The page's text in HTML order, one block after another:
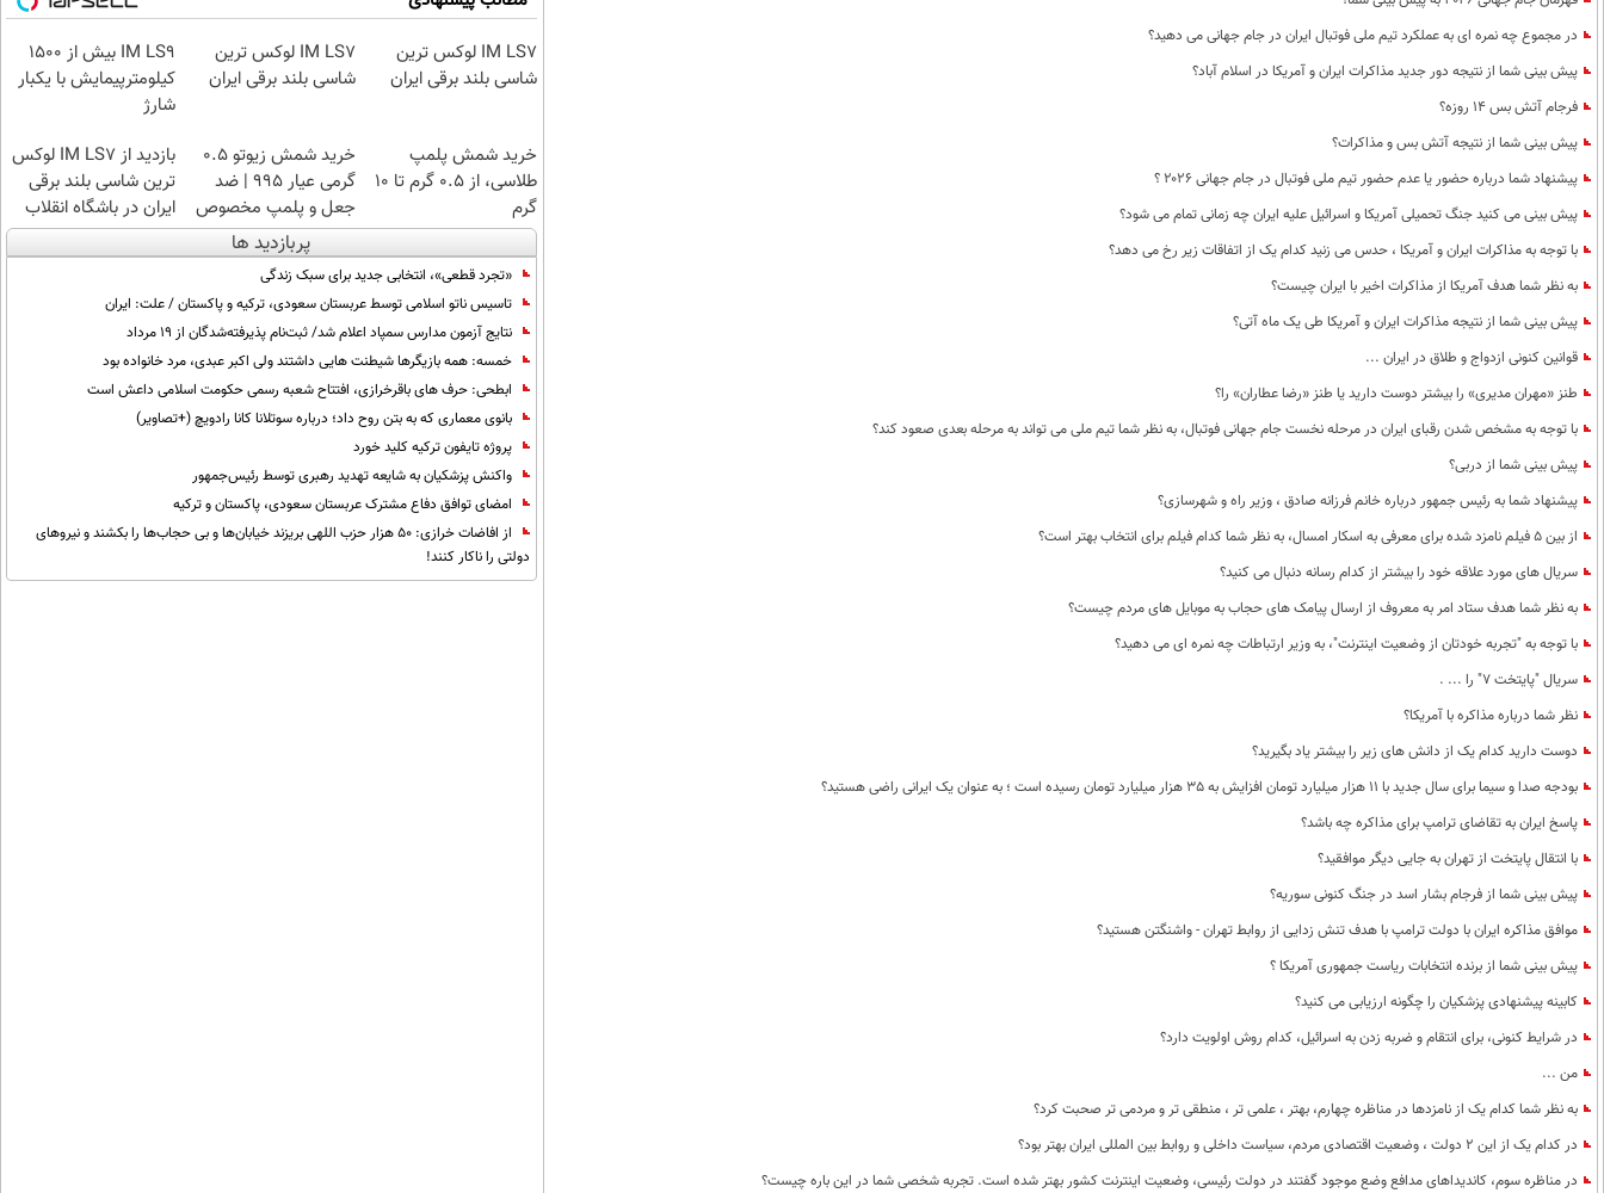
در مجموع چه نمره ای به عملکرد تیم ملی فوتبال ایران در جام جهانی می دهید؟
پیش بینی شما از نتیجه دور جدید مذاکرات ایران و آمریکا در اسلام آباد؟
فرجام آتش بس 14 روزه؟
پیش بینی شما از نتیجه آتش بس و مذاکرات؟
پیشنهاد شما درباره حضور یا عدم حضور تیم ملی فوتبال در جام جهانی ۲۰۲۶ ؟
پیش بینی می کنید جنگ تحمیلی آمریکا و اسرائیل علیه ایران چه زمانی تمام می شود؟
با توجه به مذاکرات ایران و آمریکا ، حدس می زنید کدام یک از اتفاقات زیر رخ می دهد؟
به نظر شما هدف آمریکا از مذاکرات اخیر با ایران چیست؟
پیش بینی شما از نتیجه مذاکرات ایران و آمریکا طی یک ماه آتی؟
قوانین کنونی ازدواج و طلاق در ایران ...
طنز «مهران مدیری» را بیشتر دوست دارید یا طنز «رضا عطاران» را؟
با توجه به مشخص شدن رقبای ایران در مرحله نخست جام جهانی فوتبال، به نظر شما تیم ملی می تواند به مرحله بعدی صعود کند؟
پیش بینی شما از دربی؟
پیشنهاد شما به رئیس جمهور درباره خانم فرزانه صادق ، وزیر راه و شهرسازی؟
از بین 5 فیلم نامزد شده برای معرفی به اسکار امسال، به نظر شما کدام فیلم برای انتخاب بهتر است؟
سریال های مورد علاقه خود را بیشتر از کدام رسانه دنبال می کنید؟
به نظر شما هدف ستاد امر به معروف از ارسال پیامک های حجاب به موبایل های مردم چیست؟
با توجه به "تجربه خودتان از وضعیت اینترنت"، به وزیر ارتباطات چه نمره ای می دهید؟
سریال "پایتخت 7" را ... .
نظر شما درباره مذاکره با آمریکا؟
دوست دارید کدام یک از دانش های زیر را بیشتر یاد بگیرید؟
بودجه صدا و سیما برای سال جدید با 11 هزار میلیارد تومان افزایش به 35 هزار میلیارد تومان رسیده است ؛ به عنوان یک ایرانی راضی هستید؟
پاسخ ایران به تقاضای ترامپ برای مذاکره چه باشد؟
با انتقال پایتخت از تهران به جایی دیگر موافقید؟
پیش بینی شما از فرجام بشار اسد در جنگ کنونی سوریه؟
موافق مذاکره ایران با دولت ترامپ با هدف تنش زدایی از روابط تهران - واشنگتن هستید؟
پیش بینی شما از برنده انتخابات ریاست جمهوری آمریکا ؟
کابینه پیشنهادی پزشکیان را چگونه ارزیابی می کنید؟
در شرایط کنونی، برای انتقام و ضربه زدن به اسرائیل، کدام روش اولویت دارد؟
من ...
به نظر شما کدام یک از نامزدها در مناظره چهارم، بهتر ، علمی تر ، منطقی تر و مردمی تر صحبت کرد؟
در کدام یک از این 2 دولت ، وضعیت اقتصادی مردم، سیاست داخلی و روابط بین المللی ایران بهتر بود؟
در مناظره سوم، کاندیداهای مدافع وضع موجود گفتند در دولت رئیسی، وضعیت اینترنت کشور بهتر شده است. تجربه شخصی شما در این باره چیست؟
IM LS7 لوکس ترین
شاسی بلند برقی ایران
IM LS7 لوکس ترین
شاسی بلند برقی ایران
IM LS9 بیش از 1500
کیلومترپیمایش با یکبار
شارژ
خرید شمش پلمپ
طلاسی، از ۰.۵ گرم تا ۱۰
گرم
خرید شمش زیوتو ۰.۵
گرمی عیار ۹۹۵ | ضد
جعل و پلمپ مخصوص
بازدید از IM LS7 لوکس
ترین شاسی بلند برقی
ایران در باشگاه انقلاب
پربازدید ها
«تجرد قطعی»، انتخابی جدید برای سبک زندگی
تاسیس ناتو اسلامی توسط عربستان سعودی، ترکیه و پاکستان / علت: ایران
نتایج آزمون مدارس سمپاد اعلام شد/ ثبت‌نام پذیرفته‌شدگان از ۱۹ مرداد
خمسه: همه بازیگرها شیطنت هایی داشتند ولی اکبر عبدی، مرد خانواده بود
ابطحی: حرف های باقرخرازی، افتتاح شعبه رسمی حکومت اسلامی داعش است
بانوی معماری که به بتن روح داد؛ درباره سوتلانا کانا رادویچ (+تصاویر)
پروژه تایفون ترکیه کلید خورد
واکنش پزشکیان به شایعه تهدید رهبری توسط رئیس‌جمهور
امضای توافق دفاع مشترک عربستان سعودی، پاکستان و ترکیه
از افاضات خرازی: ۵۰ هزار حزب اللهی بریزند خیابان‌ها و بی حجاب‌ها را بکشند و نیرو‌های
دولتی را ناکار کنند!